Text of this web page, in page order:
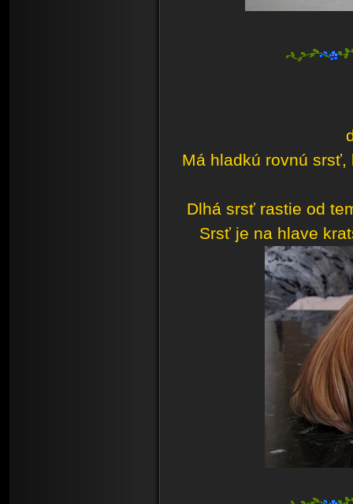
Má hladkú rovnú
Dlhá srsť rastie od
Srsť je na hlave